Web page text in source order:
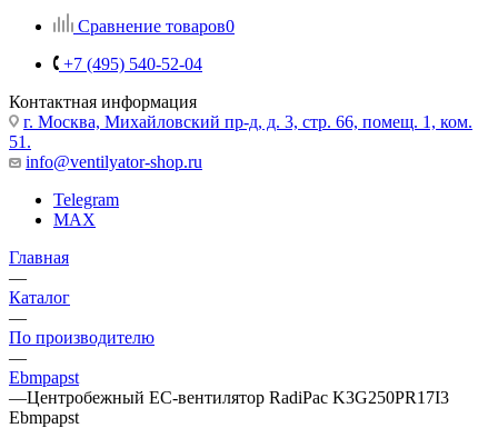
Сравнение товаров0
+7 (495) 540-52-04
Контактная информация
г. Москва, Михайловский пр-д, д. 3, cтр. 66, помещ. 1, ком.
51.
info@ventilyator-shop.ru
Telegram
MAX
Главная
—
Каталог
—
По производителю
—
Ebmpapst
—Центробежный ЕС-вентилятор RadiPac K3G250PR17I3
Ebmpapst